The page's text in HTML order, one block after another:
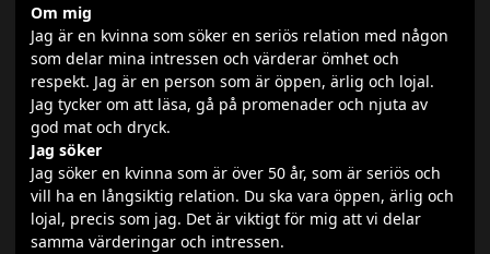
Om mig
Jag är en kvinna som söker en seriös relation med någon
som delar mina intressen och värderar ömhet och
respekt. Jag är en person som är öppen, ärlig och lojal.
Jag tycker om att läsa, gå på promenader och njuta av
god mat och dryck.
Jag söker
Jag söker en kvinna som är över 50 år, som är seriös och
vill ha en långsiktig relation. Du ska vara öppen, ärlig och
lojal, precis som jag. Det är viktigt för mig att vi delar
samma värderingar och intressen.